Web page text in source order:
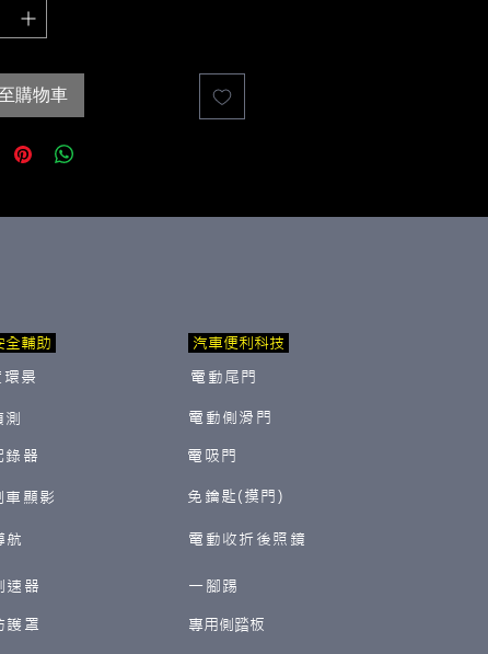
購物車
全輔助
景
測
錄器
車顯影
航
汽車便利科技
電動尾門
電動側滑門
電吸門
免鑰匙(摸門)
電動收折後照鏡
速器
護罩
一腳踢
​專用側踏板